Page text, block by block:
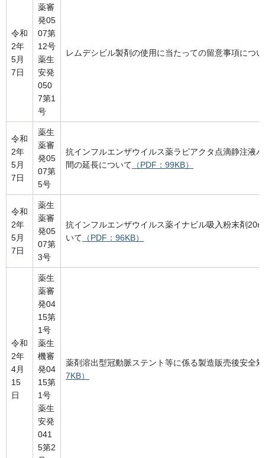
令和
2年
5月
7日
薬審
発05
07第
12号
薬生
安発
050
7第1
号
レムデシビル製剤の使用に当たっての留意事項につ
令和
2年
5月
7日
薬生
薬審
発05
07第
5号
抗インフルエンザウイルス薬ラピアクタ点滴静注液
間の延長について （PDF：99KB）
令和
2年
5月
7日
薬生
薬審
発05
07第
3号
抗インフルエンザウイルス薬イナビル吸入粉末剤
いて （PDF：96KB）
令和
2年
4月
15
日
薬生
薬審
発04
15第
1号
薬生
機審
発04
15第
1号
薬生
安発
041
5第2
薬剤溶出型冠動脈ステント等に係る製造販売後安全
7KB）